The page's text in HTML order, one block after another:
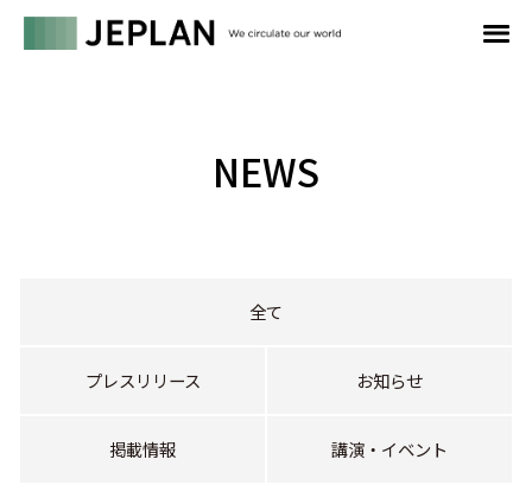
NEWS
全て
プレスリリース お知らせ
掲載情報 講演・イベント